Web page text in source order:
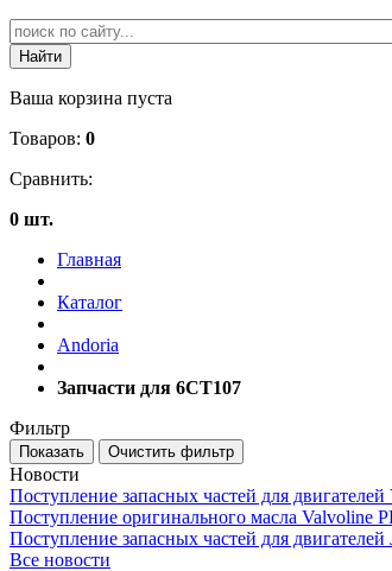
Ваша корзина пуста
Товаров: 0
Сравнить:
0 шт.
Главная
Каталог
Andoria
Запчасти для 6CT107
Фильтр
Новости
Поступление запасных частей для двигателей
Поступление оригинального масла
Поступление запасных частей для
Все новости